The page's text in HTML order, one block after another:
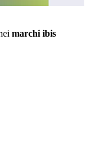
marchi ibis